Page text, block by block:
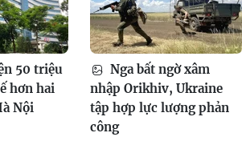
50 triệu
hơn hai
Nội
Nga bất ngờ xâm
nhập Orikhiv, Ukraine
tập hợp lực lượng phản
công